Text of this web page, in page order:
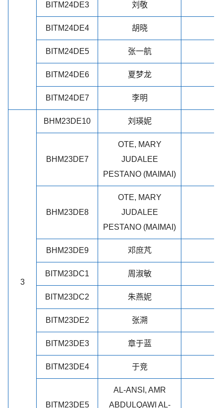
BITM24DE3 刘敬
BITM24DE4 胡晓
BITM24DE5 张一航
BITM24DE6 夏梦龙
BITM24DE7 李明
3
BHM23DE10 刘瑛妮
BHM23DE7
OTE, MARY
JUDALEE
PESTANO (MAIMAI)
BHM23DE8
OTE, MARY
JUDALEE
PESTANO (MAIMAI)
BHM23DE9 邓庶芃
BITM23DC1 周淑敏
BITM23DC2 朱燕妮
BITM23DE2 张溯
BITM23DE3 章于蓝
BITM23DE4 于竞
BITM23DE5
AL-ANSI, AMR
ABDULQAWI AL-